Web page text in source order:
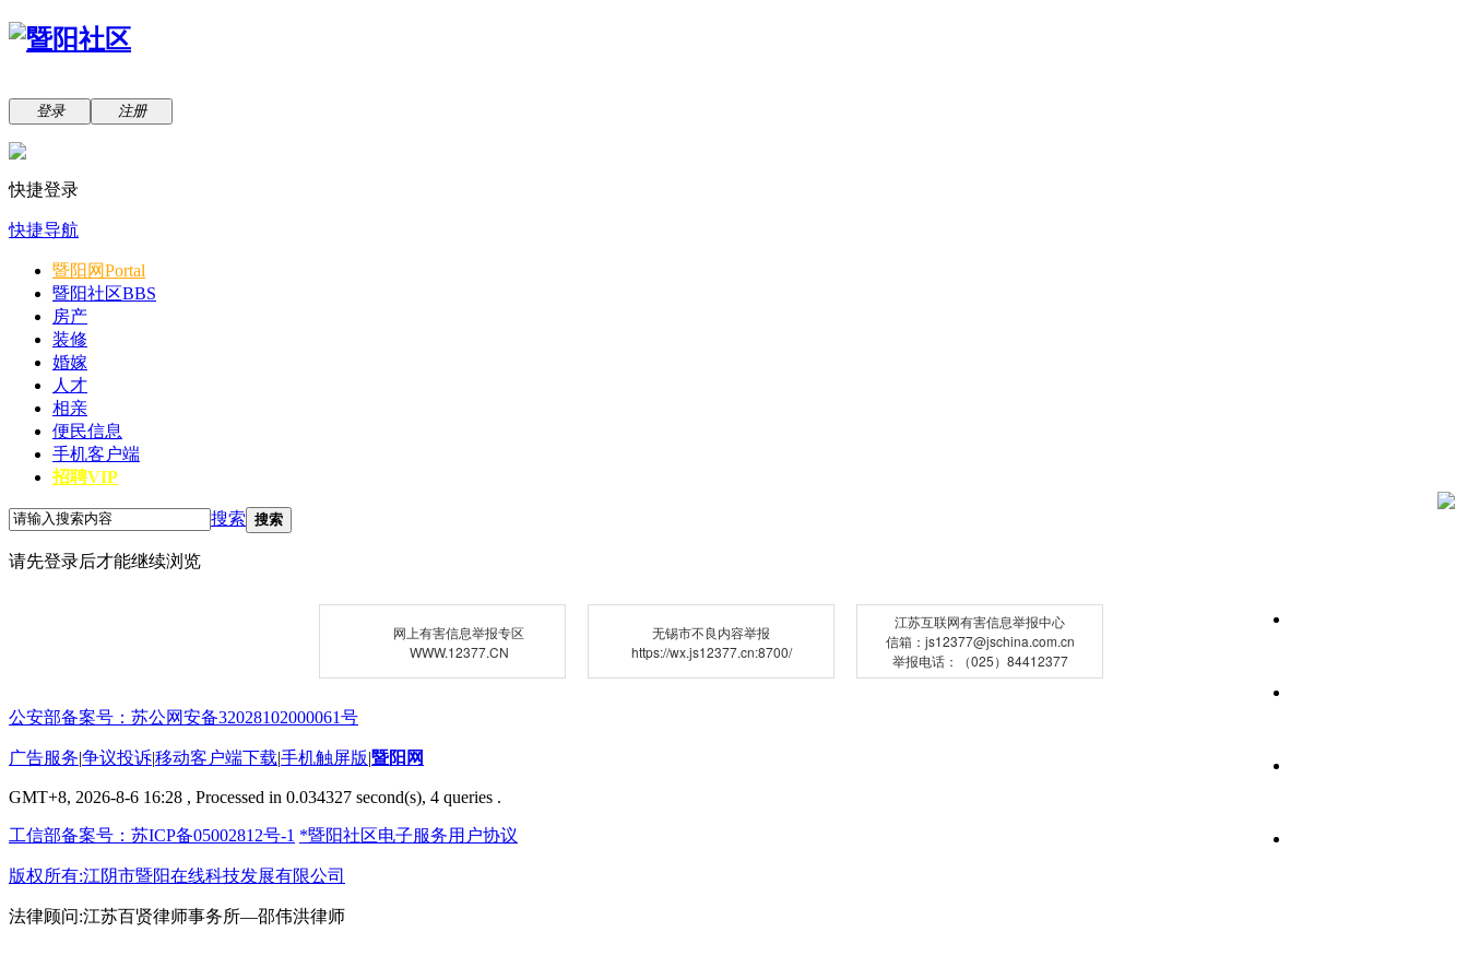
登录 注册
快捷登录
快捷导航
暨阳网Portal
暨阳社区BBS
房产
装修
婚嫁
人才
相亲
便民信息
手机客户端
招聘VIP
搜索 搜索
请先登录后才能继续浏览
网上有害信息举报专区
WWW.12377.CN
无锡市不良内容举报
https://wx.js12377.cn:8700/
江苏互联网有害信息举报中心
信箱：js12377@jschina.com.cn
举报电话：（025）84412377
公安部备案号：苏公网安备32028102000061号
广告服务|争议投诉|移动客户端下载|手机触屏版|暨阳网
GMT+8, 2026-8-6 16:28 , Processed in 0.034327 second(s), 4 queries .
工信部备案号：苏ICP备05002812号-1 *暨阳社区电子服务用户协议
版权所有:江阴市暨阳在线科技发展有限公司
法律顾问:江苏百贤律师事务所—邵伟洪律师